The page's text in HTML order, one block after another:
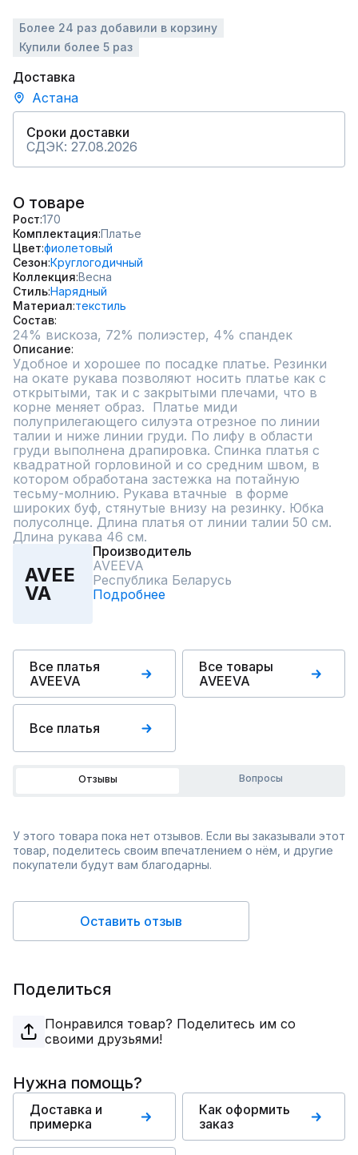
Более 24 раз добавили в корзину
Купили более 5 раз
Доставка
Астана
Сроки доставки
СДЭК: 27.08.2026
О товаре
Рост 170
Комплектация Платье
Цвет фиолетовый
Сезон Круглогодичный
Коллекция Весна
СтильНарядный
Материал текстиль
Состав
24% вискоза, 72% полиэстер, 4% спандек
Описание
Удобное и хорошее по посадке платье. Резинки
на окате рукава позволяют носить платье как с
открытыми, так и с закрытыми плечами, что в
корне меняет образ.  Платье миди
полуприлегающего силуэта отрезное по линии
талии и ниже линии груди. По лифу в области
груди выполнена драпировка. Спинка платья с
квадратной горловиной и со средним швом, в
котором обработана застежка на потайную
тесьму-молнию. Рукава втачные  в форме
широких буф, стянутые внизу на резинку. Юбка
полусолнце. Длина платья от линии талии 50 см.
Длина рукава 46 см.
AVEE
VA
Производитель
AVEEVA
Республика Беларусь
Подробнее
Все платья
AVEEVA
Все товары
AVEEVA
Все платья
Отзывы Вопросы
У этого товара пока нет отзывов. Если вы заказывали этот
товар, поделитесь своим впечатлением о нём, и другие
покупатели будут вам благодарны.
Оставить отзыв
Поделиться
Понравился товар? Поделитесь им со
своими друзьями!
Нужна помощь?
Доставка и
примерка
Как оформить
заказ